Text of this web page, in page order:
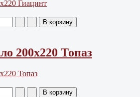
200х220 Топаз